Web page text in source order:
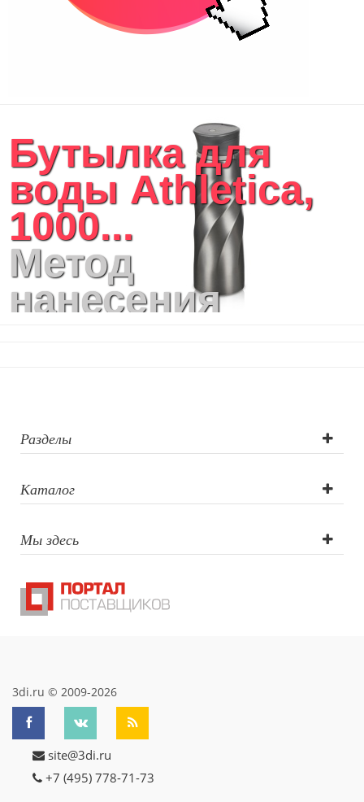
Бутылка для
воды Athletica,
1000...
Метод
нанесения
круговая (CO2
лазер),
Гравировка
(CO2 лазер)
Разделы
Каталог
Мы здесь
3di.ru © 2009-2026
site@3di.ru
+7 (495) 778-71-73